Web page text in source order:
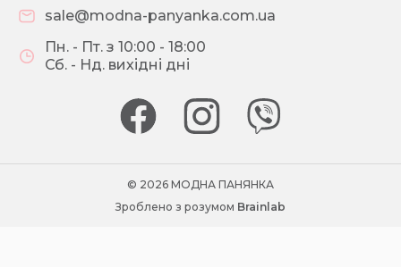
sale@modna-panyanka.com.ua
Пн. - Пт. з 10:00 - 18:00
Сб. - Нд. вихідні дні
© 2026 МОДНА ПАНЯНКА
Зроблено з розумом Brainlab